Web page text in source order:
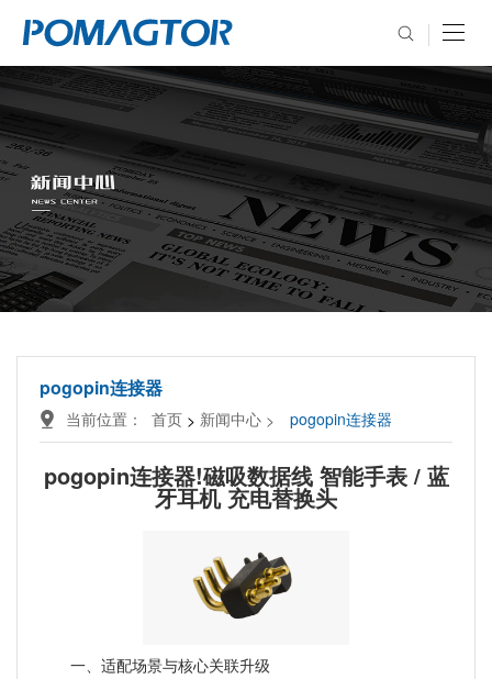
pogopin连接器
当前位置： 首页 > 新闻中心 > pogopin连接器
pogopin连接器!磁吸数据线 智能手表 / 蓝
牙耳机 充电替换头
一、适配场景与核心关联升级